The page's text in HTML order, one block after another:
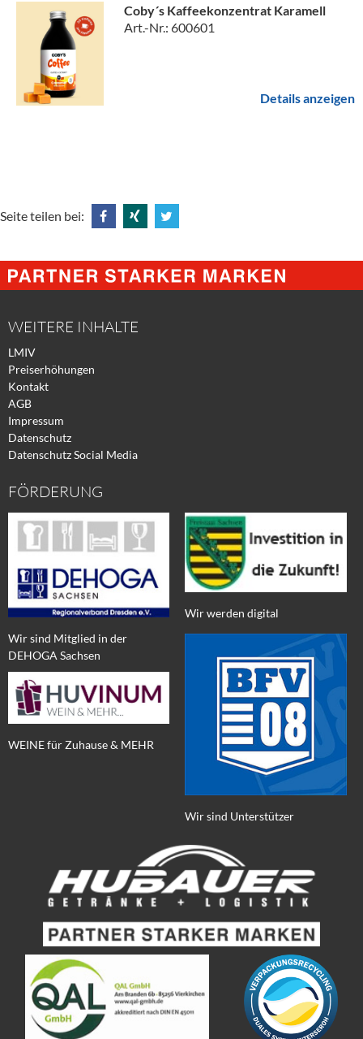
Coby´s Kaffeekonzentrat Karamell
Art.-Nr.: 600601
Details anzeigen
Seite teilen bei:
@
Facebook
@
Xing
@
Twitter
WEITERE INHALTE
LMIV
Preiserhöhungen
Kontakt
AGB
Impressum
Datenschutz
Datenschutz Social Media
FÖRDERUNG
Wir sind Mitglied in der
DEHOGA Sachsen
WEINE für Zuhause & MEHR
Wir werden digital
Wir sind Unterstützer